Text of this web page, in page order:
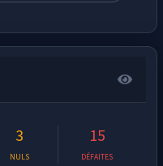
3
NULS
15
DÉFAITES